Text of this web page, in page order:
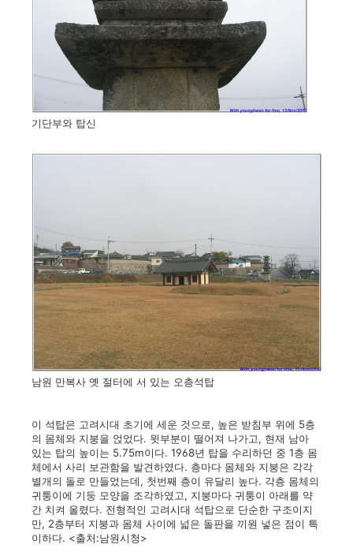
기단부와 탑신
남원 만복사 옛 절터에 서 있는 오층석탑
이 석탑은 고려시대 초기에 세운 것으로, 높은 받침부 위에 5층
의 몸체와 지붕을 얹었다. 윗부분이 떨어져 나가고, 현재 남아
있는 탑의 높이는 5.75m이다. 1968년 탑을 수리하던 중 1층 몸
체에서 사리 보관함을 발견하였다. 층마다 몸체와 지붕은 각각
별개의 돌로 만들었는데, 첫번째 층이 유달리 높다. 각층 몸체의
귀퉁이에 기둥 모양을 조각하였고, 지붕마다 귀퉁이 아래를 약
간 치켜 올렸다. 전형적인 고려시대 석탑으로 단순한 구조이지
만, 2층부터 지붕과 몸체 사이에 넓은 돌판을 끼원 넣은 점이 특
이하다. <출처:남원시청>